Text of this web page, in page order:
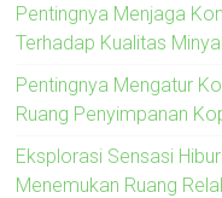
Pentingnya Menjaga
Terhadap Kualitas
Pentingnya Mengatur
Ruang Penyimpanan
Eksplorasi Sensasi
Menemukan Ruang